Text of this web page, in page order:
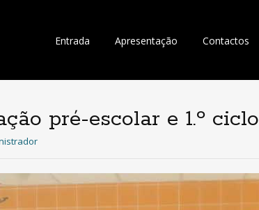
Saltar
conteúdo
Entrada Apresentação Contactos
pré-escolar e 1.º ciclo